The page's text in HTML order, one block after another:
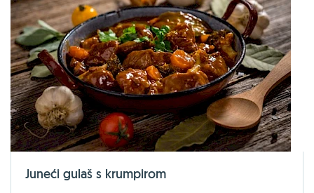
Juneći gulaš s krumpirom